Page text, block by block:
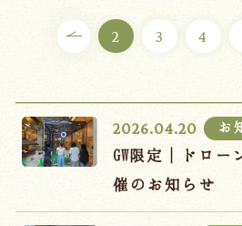
2 3 4
2026.04.20 お
GW限定｜ドロ
催のお知らせ
お部屋からプランを
空室カレンダーから
会議・団体 吉川屋